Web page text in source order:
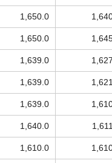
1,650.0
1,650.0
1,639.0
1,639.0
1,639.0
1,640.0
1,610.0